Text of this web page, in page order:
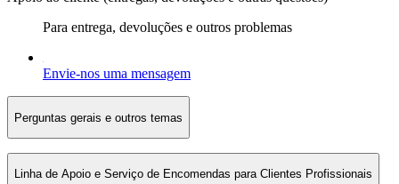
Para entrega, devoluções e outros problemas
Envie-nos uma mensagem
Perguntas gerais e outros temas
Linha de Apoio e Serviço de Encomendas para Clientes Profissionais